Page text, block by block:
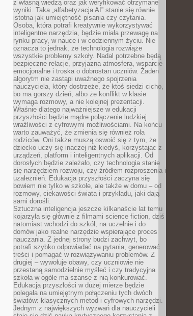
z własną wiedzą oraz jak weryfikować otrzymane
wyniki. Taka „alfabetyzacja AI” stanie się równie
istotna jak umiejętność pisania czy czytania.
Osoba, która potrafi kreatywnie wykorzystywać
inteligentne narzędzia, będzie miała przewagę na
rynku pracy, w nauce i w codziennym życiu. Nie
oznacza to jednak, że technologia rozwiąże
wszystkie problemy szkoły. Nadal potrzebne będą
bezpieczne relacje, przyjazna atmosfera, wsparcie
emocjonalne i troska o dobrostan uczniów. Żaden
algorytm nie zastąpi uważnego spojrzenia
nauczyciela, który dostrzeże, że ktoś siedzi cicho,
bo ma gorszy dzień, albo że konflikt w klasie
wymaga rozmowy, a nie kolejnej prezentacji.
Właśnie dlatego najważniejsze w edukacji
przyszłości będzie mądre połączenie ludzkiej
wrażliwości z cyfrowymi możliwościami. Na końcu
warto zauważyć, że zmienia się również rola
rodziców. Oni także muszą oswoić się z tym, że
dziecko uczy się inaczej niż kiedyś, korzystając z
urządzeń, platform i inteligentnych aplikacji. Od
dorosłych będzie zależało, czy technologia stanie
się narzędziem rozwoju, czy źródłem rozproszenia i
uzależnień. Edukacja przyszłości zaczyna się
bowiem nie tylko w szkole, ale także w domu – od
rozmowy, ciekawości świata i przykładu, jaki dają
sami dorośli.
Sztuczna inteligencja jeszcze kilkanaście lat temu
kojarzyła się głównie z filmami science fiction, dziś
natomiast wchodzi do szkół, na uczelnie i do
domów jako realne narzędzie wspierające proces
nauczania. Z jednej strony budzi zachwyt, bo
potrafi szybko odpowiadać na pytania, generować
treści i pomagać w rozwiązywaniu problemów. Z
drugiej – wywołuje obawy, czy uczniowie nie
przestaną samodzielnie myśleć i czy tradycyjna
szkoła w ogóle ma szansę z nią konkurować.
Edukacja przyszłości w dużej mierze będzie
polegała na umiejętnym połączeniu tych dwóch
światów: klasycznych metod i cyfrowych narzędzi.
Jednym z największych wyzwań dla nauczycieli